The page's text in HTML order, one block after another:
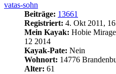
vatas-sohn
Beiträge: 13661
Registriert: 4. Okt 2011,
Mein Kayak: Hobie
12 2014
Kayak-Pate: Nein
Wohnort: 14776
Alter: 61